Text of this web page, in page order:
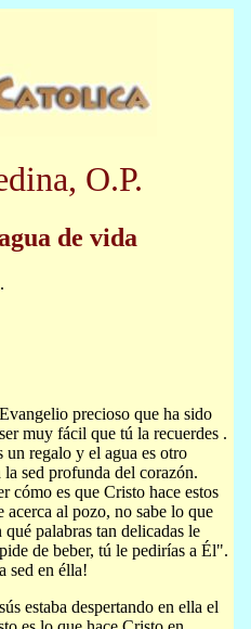
O.P.
de vida
precioso que ha sido
muy fácil que tú la recuerdes .
un regalo y el agua es otro
sed profunda del corazón.
cómo es que Cristo hace estos
al pozo, no sabe lo que
palabras tan delicadas le
de beber, tú le pedirías a Él".
sed en élla!
estaba despertando en ella el